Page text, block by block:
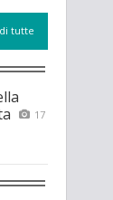
tutte
17